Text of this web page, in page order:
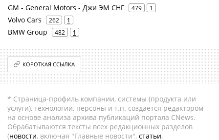
GM - General Motors - Джи ЭМ СНГ 479 1
Volvo Cars 262 1
BMW Group 482 1
КОРОТКАЯ ССЫЛКА
* Страница-профиль компании, системы (продукта или
услуги), технологии, персоны и т.п. создается редактором
на основе анализа архива публикаций портала CNews.
Обрабатываются тексты всех редакционных разделов
(новости, включая "Главные новости", статьи,